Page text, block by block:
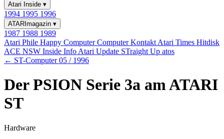
Atari Inside ▾
1994 1995 1996
ATARImagazin ▾
1987 1988 1989
Atari Phile Happy ComputerComputer Kontakt Atari Times Hitdisk
ACE NSW Inside Info Atari Update STraight Up atos
← ST-Computer 05 / 1996
Der PSION Serie 3a am ATARI
ST
Hardware